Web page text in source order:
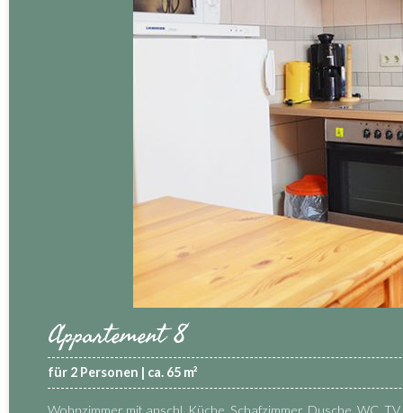
Appartement 8
für 2 Personen | ca. 65 m²
Wohnzimmer mit anschl. Küche, Schafzimmer, Dusche, WC,